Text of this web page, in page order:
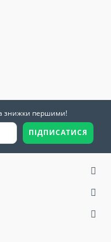
знижки першими!
ПІДПИСАТИСЯ